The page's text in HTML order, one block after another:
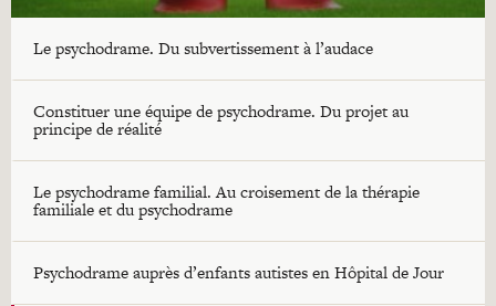
Le psychodrame. Du subvertissement à l’audace
Constituer une équipe de psychodrame. Du projet au
principe de réalité
Le psychodrame familial. Au croisement de la thérapie
familiale et du psychodrame
Psychodrame auprès d’enfants autistes en Hôpital de Jour